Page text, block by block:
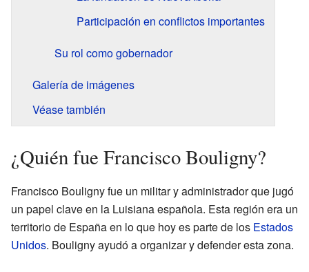
Participación en conflictos importantes
Su rol como gobernador
Galería de imágenes
Véase también
¿Quién fue Francisco Bouligny?
Francisco Bouligny fue un militar y administrador que jugó
un papel clave en la Luisiana española. Esta región era un
territorio de España en lo que hoy es parte de los Estados
Unidos. Bouligny ayudó a organizar y defender esta zona.